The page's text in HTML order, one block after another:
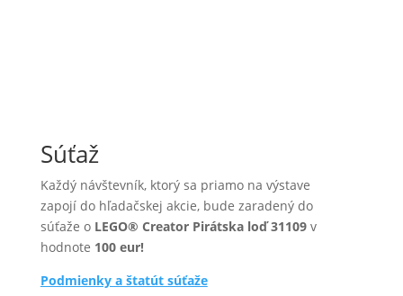
Súťaž
Každý návštevník, ktorý sa priamo na výstave
zapojí do hľadačskej akcie, bude zaradený do
súťaže o LEGO® Creator Pirátska loď 31109 v
hodnote 100 eur!
Podmienky a štatút súťaže